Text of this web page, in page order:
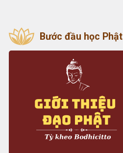
Bước đầu học Phật